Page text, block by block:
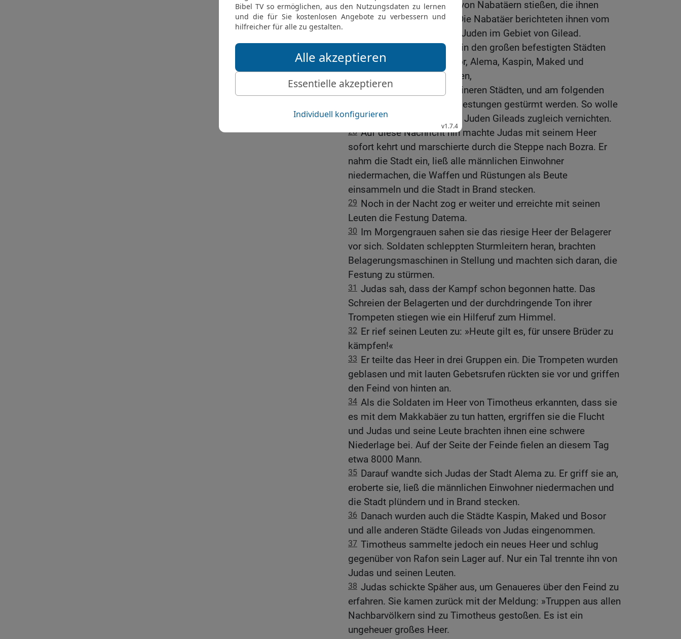
25 als sie auf einen Trupp von Nabatäern stießen, die ihnen
freundlich gesinnt waren. Die Nabatäer berichteten ihnen vom
Schicksal ihrer Brüder, der Juden im Gebiet von Gilead.
26
Viele von ihnen würden in den großen befestigten Städten
des Landes, in Bozra, Bosor, Alema, Kaspin, Maked und
Karnajim, gefangen gehalten,
27 manche auch in den kleineren Städten, und am folgenden
Tag sollten die jüdischen Festungen gestürmt werden. So wolle
man mit einem Schlag alle Juden Gileads zugleich vernichten.
28 Auf diese Nachricht hin machte Judas mit seinem Heer
sofort kehrt und marschierte durch die Steppe nach Bozra. Er
nahm die Stadt ein, ließ alle männlichen Einwohner
niedermachen, die Waffen und Rüstungen als Beute
einsammeln und die Stadt in Brand stecken.
29 Noch in der Nacht zog er weiter und erreichte mit seinen
Leuten die Festung Datema.
30 Im Morgengrauen sahen sie das riesige Heer der Belagerer
vor sich. Soldaten schleppten Sturmleitern heran, brachten
Belagerungsmaschinen in Stellung und machten sich daran, die
Festung zu stürmen.
31 Judas sah, dass der Kampf schon begonnen hatte. Das
Schreien der Belagerten und der durchdringende Ton ihrer
Trompeten stiegen wie ein Hilferuf zum Himmel.
32 Er rief seinen Leuten zu: »Heute gilt es, für unsere Brüder zu
kämpfen!«
33 Er teilte das Heer in drei Gruppen ein. Die Trompeten wurden
geblasen und mit lauten Gebetsrufen rückten sie vor und griffen
den Feind von hinten an.
34 Als die Soldaten im Heer von Timotheus erkannten, dass sie
es mit dem Makkabäer zu tun hatten, ergriffen sie die Flucht
und Judas und seine Leute brachten ihnen eine schwere
Niederlage bei. Auf der Seite der Feinde fielen an diesem Tag
etwa 8000 Mann.
35 Darauf wandte sich Judas der Stadt Alema zu. Er griff sie an,
eroberte sie, ließ die männlichen Einwohner niedermachen und
die Stadt plündern und in Brand stecken.
36 Danach wurden auch die Städte Kaspin, Maked und Bosor
und alle anderen Städte Gileads von Judas eingenommen.
37 Timotheus sammelte jedoch ein neues Heer und schlug
gegenüber von Rafon sein Lager auf. Nur ein Tal trennte ihn von
Judas und seinen Leuten.
38 Judas schickte Späher aus, um Genaueres über den Feind zu
erfahren. Sie kamen zurück mit der Meldung: »Truppen aus allen
Nachbarvölkern sind zu Timotheus gestoßen. Es ist ein
ungeheuer großes Heer.